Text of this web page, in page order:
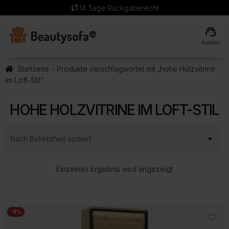
sync 14 Tage Rückgaberecht
support_agent
Kontakt
Startseite
Produkte verschlagwortet mit „hohe Holzvitrine
im Loft-Stil“
HOHE HOLZVITRINE IM LOFT-STIL
Einzelnes Ergebnis wird angezeigt
-8%